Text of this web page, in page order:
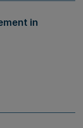
in